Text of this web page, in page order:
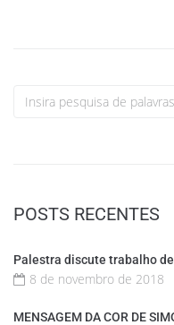
POSTS RECENTES
Palestra discute trabalho de
8 de novembro de 2018
MENSAGEM DA COR DE